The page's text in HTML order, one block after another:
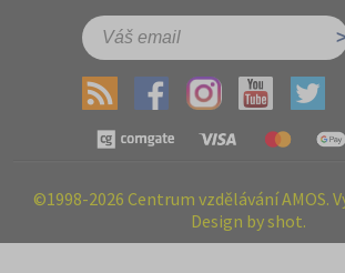
©1998-2026 Centrum vzdělávání AMOS.
Design by shot.